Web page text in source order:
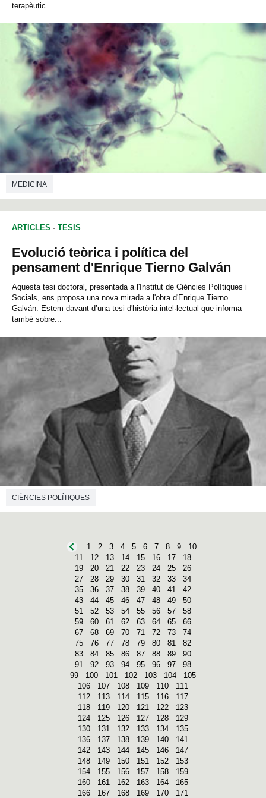
terapèutic...
MEDICINA
ARTICLES - TESIS
Evolució teòrica i política del
pensament d'Enrique Tierno Galván
Aquesta tesi doctoral, presentada a l'Institut de Ciències Polítiques i
Socials, ens proposa una nova mirada a l'obra d'Enrique Tierno
Galván. Estem davant d’una tesi d'història intel·lectual que informa
també sobre...
CIÈNCIES POLÍTIQUES
1 2 3 4 5 6 7 8 9
10
11
12 13 14 15 16 17
18
19
20 21 22 23 24 25
26
27
28 29 30 31 32 33
34
35
36 37 38 39 40 41
42
43
44 45 46 47 48 49
50
51
52 53 54 55 56 57
58
59
60 61 62 63 64 65
66
67
68 69 70 71 72 73
74
75
76 77 78 79 80 81
82
83
84 85 86 87 88 89
90
91
92 93 94 95 96 97
98
99
100 101 102 103 104
105
106
107 108 109 110
111
112
113 114 115 116
117
118
119 120 121 122
123
124
125 126 127 128
129
130
131 132 133 134
135
136
137 138 139 140
141
142
143 144 145 146
147
148
149 150 151 152
153
154
155 156 157 158
159
160
161 162 163 164
165
166
167 168 169 170
171